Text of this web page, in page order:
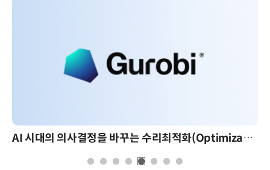
AI 시대의 의사결정을 바꾸는 수리최적화(Optimization): 실제 산업 적용 사례와 활용 전략